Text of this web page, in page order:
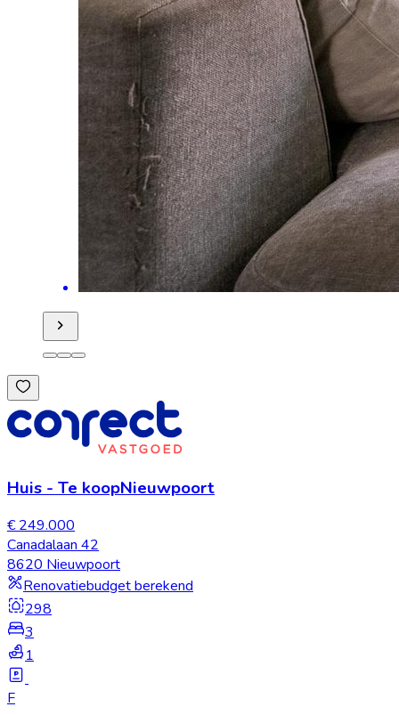
Huis - Te koopNieuwpoort
€ 249.000
Canadalaan 42
8620 Nieuwpoort
Renovatiebudget berekend
298
3
1
F